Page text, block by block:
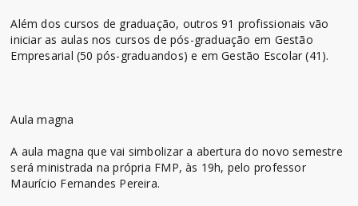
Além dos cursos de graduação, outros 91 profissionais vão
iniciar as aulas nos cursos de pós-graduação em Gestão
Empresarial (50 pós-graduandos) e em Gestão Escolar (41).
Aula magna
A aula magna que vai simbolizar a abertura do novo semestre
será ministrada na própria FMP, às 19h, pelo professor
Maurício Fernandes Pereira.